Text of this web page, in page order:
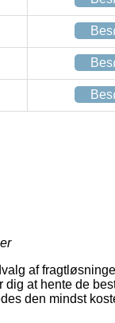
af
at hente de
den mindst